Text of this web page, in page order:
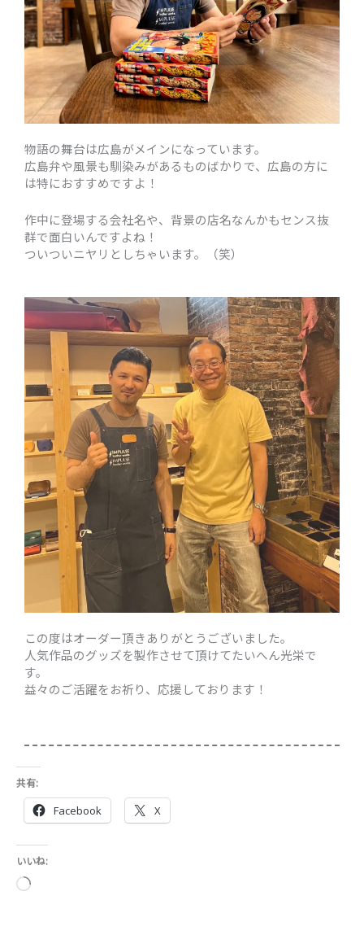
物語の舞台は広島がメインになっています。
広島弁や風景も馴染みがあるものばかりで、広島の方に
は特におすすめですよ！
作中に登場する会社名や、背景の店名なんかもセンス抜
群で面白いんですよね！
ついついニヤリとしちゃいます。（笑）
この度はオーダー頂きありがとうございました。
人気作品のグッズを製作させて頂けてたいへん光栄で
す。
益々のご活躍をお祈り、応援しております！
共有:
Facebook X
いいね:
読